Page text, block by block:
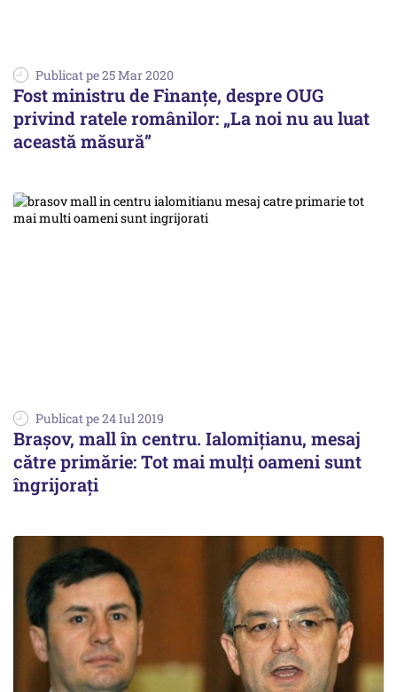
Publicat pe 25 Mar 2020
Fost ministru de Finanțe, despre OUG
privind ratele românilor: „La noi nu au luat
această măsură”
Publicat pe 24 Iul 2019
Braşov, mall în centru. Ialomiţianu, mesaj
către primărie: Tot mai mulţi oameni sunt
îngrijoraţi